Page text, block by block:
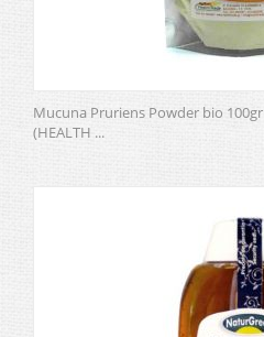
Mucuna Pruriens Powder bio 100gr
(HEALTH ...